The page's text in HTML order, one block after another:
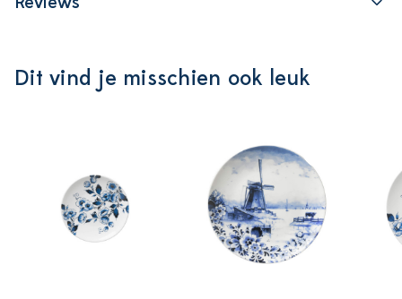
Dit vind je misschien ook leuk